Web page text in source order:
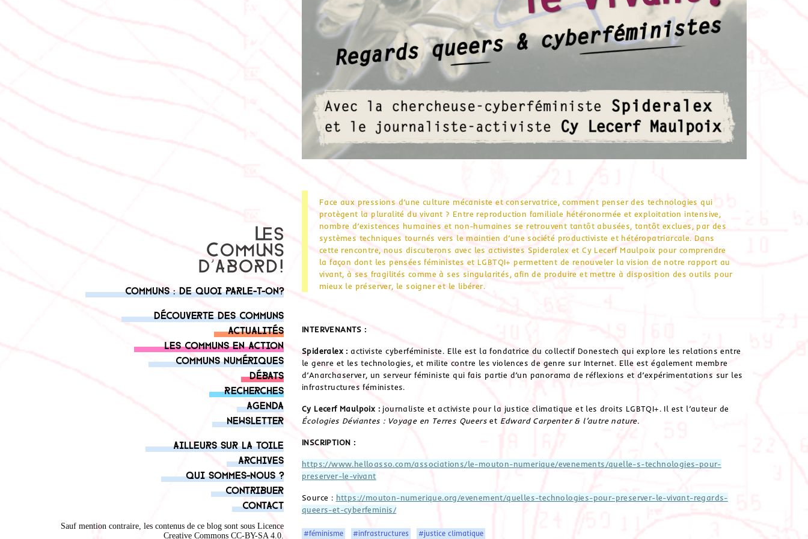
Communs : de quoi parle-t-on?
Découverte des communs
Actualités
Les communs en action
Communs numériques
Débats
Recherches
Agenda
Newsletter
Ailleurs sur la toile
Archives
Qui sommes-nous ?
Contribuer
Contact
Sauf mention contraire, les contenus de ce blog sont sous Licence
Creative Commons CC-BY-SA 4.0.
Face aux pressions d’une culture mécaniste et conservatrice, comment penser des technologies qui
protègent la pluralité du vivant ? Entre reproduction familiale hétéronormée et exploitation intensive,
nombre d’existences humaines et non-humaines se retrouvent tantôt abusées, tantôt exclues, par des
systèmes techniques tournés vers le maintien d’une société productiviste et hétéropatriarcale. Dans
cette rencontre, nous discuterons avec les activistes Spideralex et Cy Lecerf Maulpoix pour comprendre
la façon dont les pensées féministes et LGBTQI+ permettent de renouveler la vision de notre rapport au
vivant, à ses fragilités comme à ses singularités, afin de produire et mettre à disposition des outils pour
mieux le préserver, le soigner et le libérer.
INTERVENANTS :
Spideralex :activiste cyberféministe. Elle est la fondatrice du collectif Donestech qui explore les relations entre
le genre et les technologies, et milite contre les violences de genre sur Internet. Elle est également membre
d’Anarchaserver, un serveur féministe qui fais partie d’un panorama de réflexions et d’expérimentations sur les
infrastructures féministes.
Cy Lecerf Maulpoix :journaliste et activiste pour la justice climatique et les droits LGBTQI+. Il est l’auteur de
Écologies Déviantes : Voyage en Terres Queerset Edward Carpenter & l’autre nature.
INSCRIPTION :
https://www.helloasso.com/associations/le-mouton-numerique/evenements/quelle-s-technologies-pour-
preserver-le-vivant
Source : https://mouton-numerique.org/evenement/quelles-technologies-pour-preserver-le-vivant-regards-
queers-et-cyberfeminis/
#féminisme #infrastructures #justice climatique